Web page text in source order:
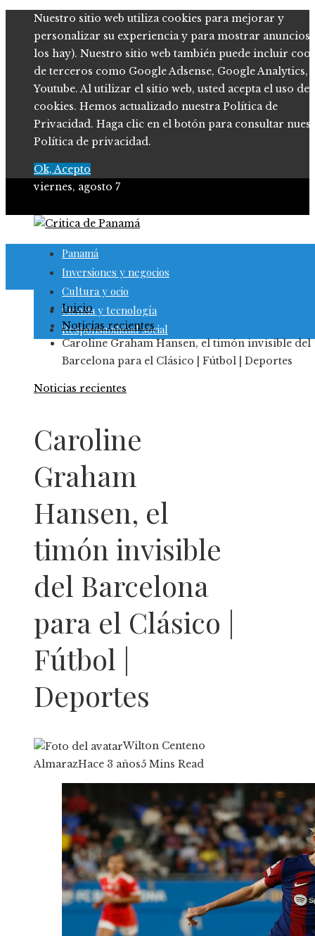
Nuestro sitio web utiliza cookies para mejorar y
personalizar su experiencia y para mostrar anuncios
los hay). Nuestro sitio web también puede incluir
de terceros como Google Adsense, Google Analytics,
Youtube. Al utilizar el sitio web, usted acepta el uso de
cookies. Hemos actualizado nuestra Política de
Privacidad. Haga clic en el botón para consultar
Política de privacidad.
Ok, Acepto
viernes, agosto 7
Panamá
Inversiones y negocios
Cultura y ocio
Ciencia y tecnología
Responsabilidad social
Inicio
Noticias recientes
Caroline Graham Hansen, el timón invisible del
Barcelona para el Clásico | Fútbol | Deportes
Noticias recientes
Caroline
Graham
Hansen, el
timón invisible
del Barcelona
para el Clásico |
Fútbol |
Deportes
Wilton Centeno
AlmarazHace 3 años5 Mins Read